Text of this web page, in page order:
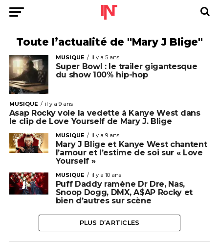
Toute l’actualité de "Mary J Blige"
MUSIQUE il y a 5 ans
Super Bowl : le trailer gigantesque
du show 100% hip-hop
MUSIQUE il y a 9 ans
Asap Rocky vole la vedette à Kanye West dans
le clip de Love Yourself de Mary J. Blige
MUSIQUE il y a 9 ans
Mary J Blige et Kanye West chantent
l’amour et l’estime de soi sur « Love
Yourself »
MUSIQUE il y a 10 ans
Puff Daddy ramène Dr Dre, Nas,
Snoop Dogg, DMX, A$AP Rocky et
bien d’autres sur scène
PLUS D’ARTICLES